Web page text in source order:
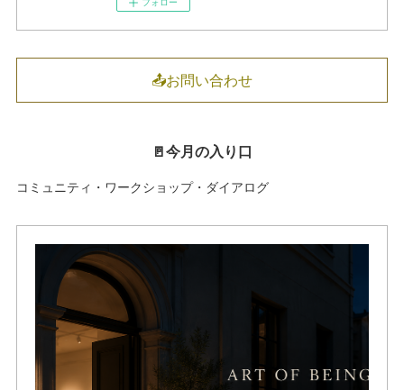
📤お問い合わせ
🚪今月の入り口
コミュニティ・ワークショップ・ダイアログ